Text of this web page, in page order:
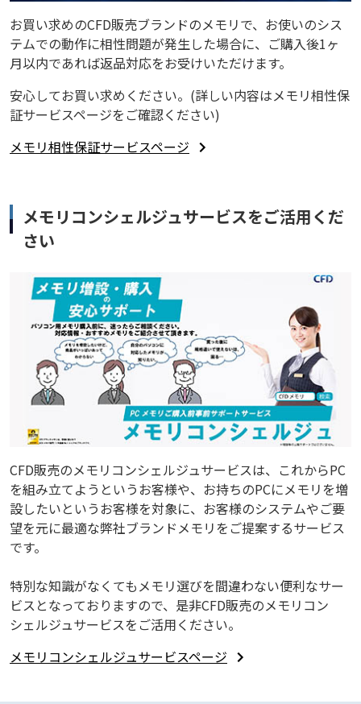
お買い求めのCFD販売ブランドのメモリで、お使いのシス
テムでの動作に相性問題が発生した場合に、ご購入後1ヶ
月以内であれば返品対応をお受けいただけます。
安心してお買い求めください。(詳しい内容はメモリ相性保
証サービスページをご確認ください)
メモリ相性保証サービスページ
メモリコンシェルジュサービスをご活用くだ
さい
CFD販売のメモリコンシェルジュサービスは、これからPC
を組み立てようというお客様や、お持ちのPCにメモリを増
設したいというお客様を対象に、お客様のシステムやご要
望を元に最適な弊社ブランドメモリをご提案するサービス
です。
特別な知識がなくてもメモリ選びを間違わない便利なサー
ビスとなっておりますので、是非CFD販売のメモリコン
シェルジュサービスをご活用ください。
メモリコンシェルジュサービスページ